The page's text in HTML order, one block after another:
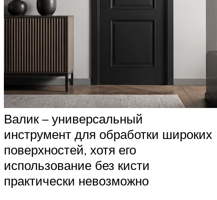
Валик – универсальный
инструмент для обработки широких
поверхностей, хотя его
использование без кисти
практически невозможно